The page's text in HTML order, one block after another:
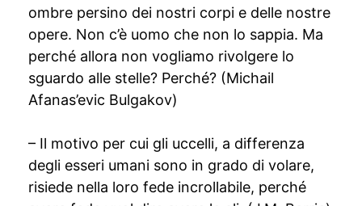
ombre persino dei nostri corpi e delle nostre
opere. Non c’è uomo che non lo sappia. Ma
perché allora non vogliamo rivolgere lo
sguardo alle stelle? Perché? (Michail
Afanas’evic Bulgakov)
– Il motivo per cui gli uccelli, a differenza
degli esseri umani sono in grado di volare,
risiede nella loro fede incrollabile, perché